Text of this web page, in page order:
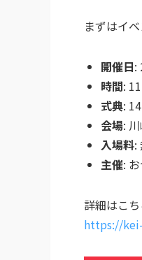
まずはイ
開催日:
時間:
式典:
会場:
入場料:
主催:
詳細はこ
https://